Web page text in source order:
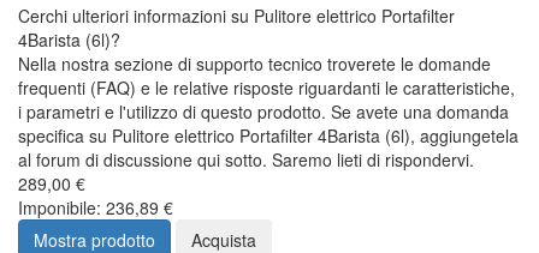
Cerchi ulteriori informazioni su Pulitore elettrico Portafilter
4Barista (6l)?
Nella nostra sezione di supporto tecnico troverete le domande
frequenti (FAQ) e le relative risposte riguardanti le caratteristiche,
i parametri e l'utilizzo di questo prodotto. Se avete una domanda
specifica su Pulitore elettrico Portafilter 4Barista (6l), aggiungetela
al forum di discussione qui sotto. Saremo lieti di rispondervi.
289,00 €
Imponibile: 236,89 €
Mostra prodotto
Acquista